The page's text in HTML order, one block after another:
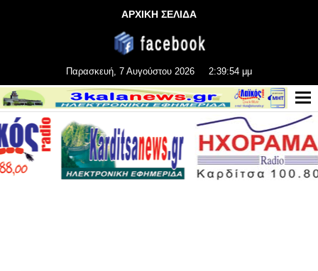
ΑΡΧΙΚΗ ΣΕΛΙΔΑ
Παρασκευή, 7 Αυγούστου 2026 2:39:55 μμ